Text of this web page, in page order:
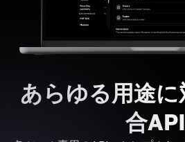
あらゆる用途
合API